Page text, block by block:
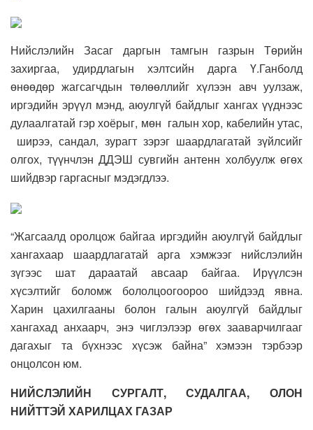
Нийслэлийн Засаг даргын тамгын газрын Төрийн
захиргаа, удирдлагын хэлтсийн дарга Ү.Ганболд
өнөөдөр жагсагчдын төлөөллийг хүлээн авч уулзаж,
иргэдийн эрүүл мэнд, аюулгүй байдлыг хангах үүднээс
дулаалгатай гэр хоёрыг, мөн галын хор, кабелийн утас,
ширээ, сандал, зурагт зэрэг шаардлагатай зүйлсийг
олгох, түүнчлэн ДДЭШ сувгийн антенн холбуулж өгөх
шийдвэр гаргасныг мэдэгдлээ.
“Жагсаалд оролцож байгаа иргэдийн аюулгүй байдлыг
хангахаар шаардлагатай арга хэмжээг нийслэлийн
зүгээс шат дараатай авсаар байгаа. Ирүүлсэн
хүсэлтийг боломж бололцоогоороо шийдээд явна.
Харин цахилгааны болон галын аюулгүй байдлыг
хангахад анхаарч, энэ чиглэлээр өгөх зааварчилгааг
дагахыг та бүхнээс хүсэж байна” хэмээн тэрбээр
онцолсон юм.
НИЙСЛЭЛИЙН СУРГАЛТ, СУДАЛГАА, ОЛОН
НИЙТТЭЙ ХАРИЛЦАХ ГАЗАР